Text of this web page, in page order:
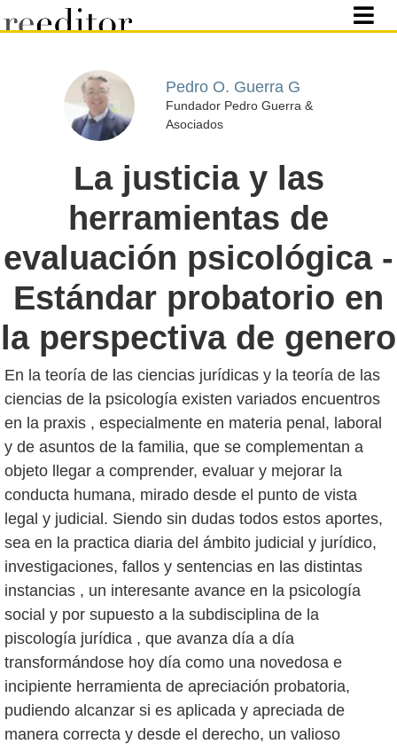
Pedro O. Guerra G
Fundador Pedro Guerra &
Asociados
La justicia y las
herramientas de
evaluación psicológica -
Estándar probatorio en
la perspectiva de genero
En la teoría de las ciencias jurídicas y la teoría de las
ciencias de la psicología existen variados encuentros
en la praxis , especialmente en materia penal, laboral
y de asuntos de la familia, que se complementan a
objeto llegar a comprender, evaluar y mejorar la
conducta humana, mirado desde el punto de vista
legal y judicial. Siendo sin dudas todos estos aportes,
sea en la practica diaria del ámbito judicial y jurídico,
investigaciones, fallos y sentencias en las distintas
instancias , un interesante avance en la psicología
social y por supuesto a la subdisciplina de la
piscología jurídica , que avanza día a día
transformándose hoy día como una novedosa e
incipiente herramienta de apreciación probatoria,
pudiendo alcanzar si es aplicada y apreciada de
manera correcta y desde el derecho, un valioso